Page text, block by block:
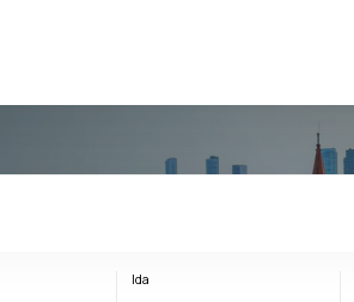
Ida